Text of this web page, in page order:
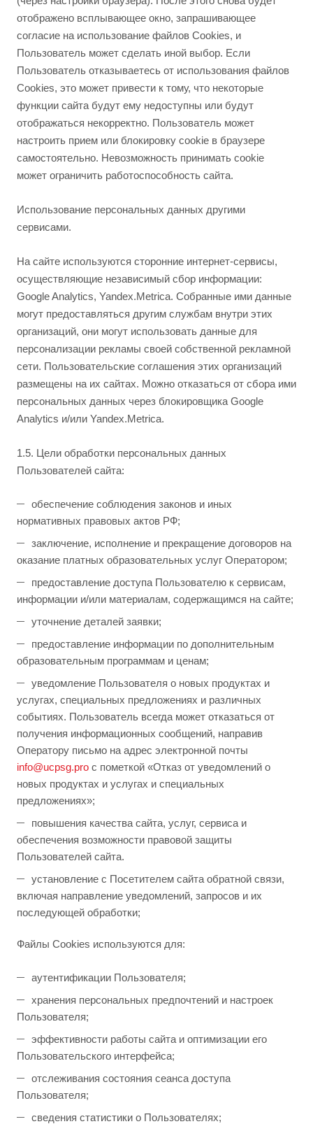
отображено всплывающее окно, запрашивающее
согласие на использование файлов Cookies, и
Пользователь может сделать иной выбор. Если
Пользователь отказываетесь от использования файлов
Cookies, это может привести к тому, что некоторые
функции сайта будут ему недоступны или будут
отображаться некорректно. Пользователь может
настроить прием или блокировку cookie в браузере
самостоятельно. Невозможность принимать cookie
может ограничить работоспособность сайта.
Использование персональных данных другими
сервисами.
На сайте используются сторонние интернет-сервисы,
осуществляющие независимый сбор информации:
Google Analytics, Yandex.Metrica. Собранные ими данные
могут предоставляться другим службам внутри этих
организаций, они могут использовать данные для
персонализации рекламы своей собственной рекламной
сети. Пользовательские соглашения этих организаций
размещены на их сайтах. Можно отказаться от сбора ими
персональных данных через блокировщика Google
Analytics и/или Yandex.Metrica.
1.5. Цели обработки персональных данных
Пользователей сайта:
обеспечение соблюдения законов и иных
нормативных правовых актов РФ;
заключение, исполнение и прекращение договоров на
оказание платных образовательных услуг Оператором;
предоставление доступа Пользователю к сервисам,
информации и/или материалам, содержащимся на сайте;
уточнение деталей заявки;
предоставление информации по дополнительным
образовательным программам и ценам;
уведомление Пользователя о новых продуктах и
услугах, специальных предложениях и различных
событиях. Пользователь всегда может отказаться от
получения информационных сообщений, направив
Оператору письмо на адрес электронной почты
info@ucpsg.pro с пометкой «Отказ от уведомлений о
новых продуктах и услугах и специальных
предложениях»;
повышения качества сайта, услуг, сервиса и
обеспечения возможности правовой защиты
Пользователей сайта.
установление с Посетителем сайта обратной связи,
включая направление уведомлений, запросов и их
последующей обработки;
Файлы Cookies используются для:
аутентификации Пользователя;
хранения персональных предпочтений и настроек
Пользователя;
эффективности работы сайта и оптимизации его
Пользовательского интерфейса;
отслеживания состояния сеанса доступа
Пользователя;
сведения статистики о Пользователях;